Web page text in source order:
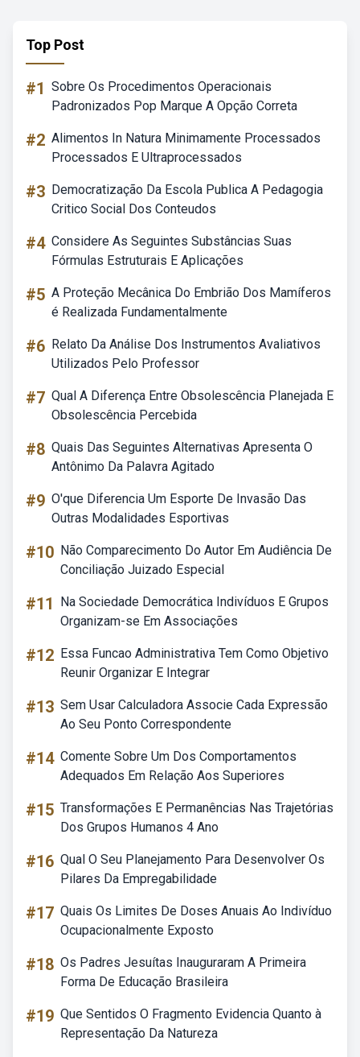
Top Post
#1 Sobre Os Procedimentos Operacionais
Padronizados Pop Marque A Opção Correta
#2 Alimentos In Natura Minimamente Processados
Processados E Ultraprocessados
#3 Democratização Da Escola Publica A Pedagogia
Critico Social Dos Conteudos
#4 Considere As Seguintes Substâncias Suas
Fórmulas Estruturais E Aplicações
#5 A Proteção Mecânica Do Embrião Dos Mamíferos
é Realizada Fundamentalmente
#6 Relato Da Análise Dos Instrumentos Avaliativos
Utilizados Pelo Professor
#7 Qual A Diferença Entre Obsolescência Planejada E
Obsolescência Percebida
#8 Quais Das Seguintes Alternativas Apresenta O
Antônimo Da Palavra Agitado
#9 O'que Diferencia Um Esporte De Invasão Das
Outras Modalidades Esportivas
#10 Não Comparecimento Do Autor Em Audiência De
Conciliação Juizado Especial
#11
Na Sociedade Democrática Indivíduos E Grupos
Organizam-se Em Associações
#12 Essa Funcao Administrativa Tem Como Objetivo
Reunir Organizar E Integrar
#13 Sem Usar Calculadora Associe Cada Expressão
Ao Seu Ponto Correspondente
#14 Comente Sobre Um Dos Comportamentos
Adequados Em Relação Aos Superiores
#15 Transformações E Permanências Nas Trajetórias
Dos Grupos Humanos 4 Ano
#16 Qual O Seu Planejamento Para Desenvolver Os
Pilares Da Empregabilidade
#17 Quais Os Limites De Doses Anuais Ao Indivíduo
Ocupacionalmente Exposto
#18 Os Padres Jesuítas Inauguraram A Primeira
Forma De Educação Brasileira
#19 Que Sentidos O Fragmento Evidencia Quanto à
Representação Da Natureza